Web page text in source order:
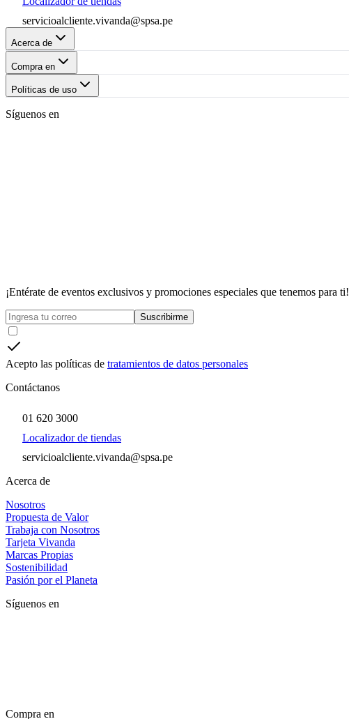
servicioalcliente.vivanda@spsa.pe
Acerca de
Compra en
Políticas de uso
Síguenos en
¡Entérate de eventos exclusivos y promociones especiales que tenemos para ti!
Suscribirme
Acepto las políticas de tratamientos de datos personales
Contáctanos
01 620 3000
Localizador de tiendas
servicioalcliente.vivanda@spsa.pe
Acerca de
Nosotros
Propuesta de Valor
Trabaja con Nosotros
Tarjeta Vivanda
Marcas Propias
Sostenibilidad
Pasión por el Planeta
Síguenos en
Compra en